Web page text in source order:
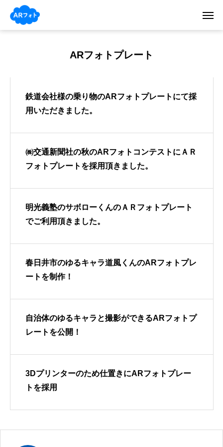
ARフォトプレート
鉄道会社様の乗り物のARフォトプレートにて採
用いただきました。
㈱交通新聞社の秋のARフォトコンテストにＡＲ
フォトプレートを採用頂きました。
明光義塾のサボローくんのＡＲフォトプレート
でご利用頂きました。
春日井市のゆるキャラ道風くんのARフォトプレ
ートを制作！
自治体のゆるキャラと撮影ができるARフォトプ
レートを公開！
3Dプリンターのため仕置きにARフォトプレー
トを採用